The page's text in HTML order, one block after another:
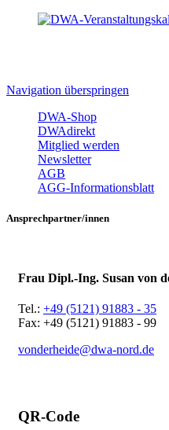
Navigation überspringen
DWA-Shop
DWAdirekt
Mitglied werden
Newsletter
AGB
AGG-Informationsblatt
Ansprechpartner/innen
Frau Dipl.-Ing. Susan von
Tel.: +49 (5121) 91883 - 35
Fax: +49 (5121) 91883 - 99
vonderheide@dwa-nord.de
QR-Code